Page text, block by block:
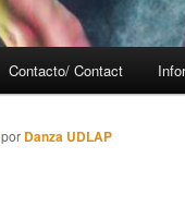
Contacto/ Contact
por Danza UDLAP